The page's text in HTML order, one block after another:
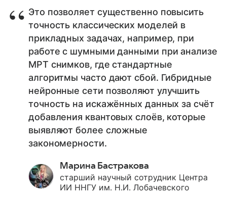
Это позволяет существенно повысить
точность классических моделей в
прикладных задачах, например, при
работе с шумными данными при анализе
МРТ снимков, где стандартные
алгоритмы часто дают сбой. Гибридные
нейронные сети позволяют улучшить
точность на искажённых данных за счёт
добавления квантовых слоёв, которые
выявляют более сложные
закономерности.
Марина Бастракова
старший научный сотрудник Центра
ИИ ННГУ им. Н.И. Лобачевского